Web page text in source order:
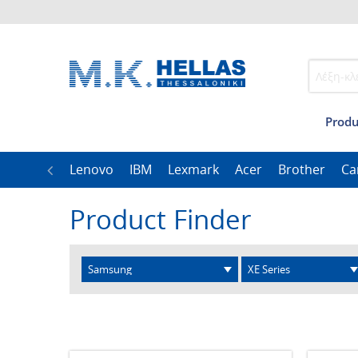
CAB Lenovo IBM Lexmark Acer Brother
Product Finder